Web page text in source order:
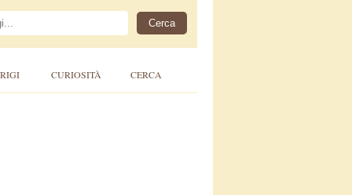
CURIOSITÀ CERCA